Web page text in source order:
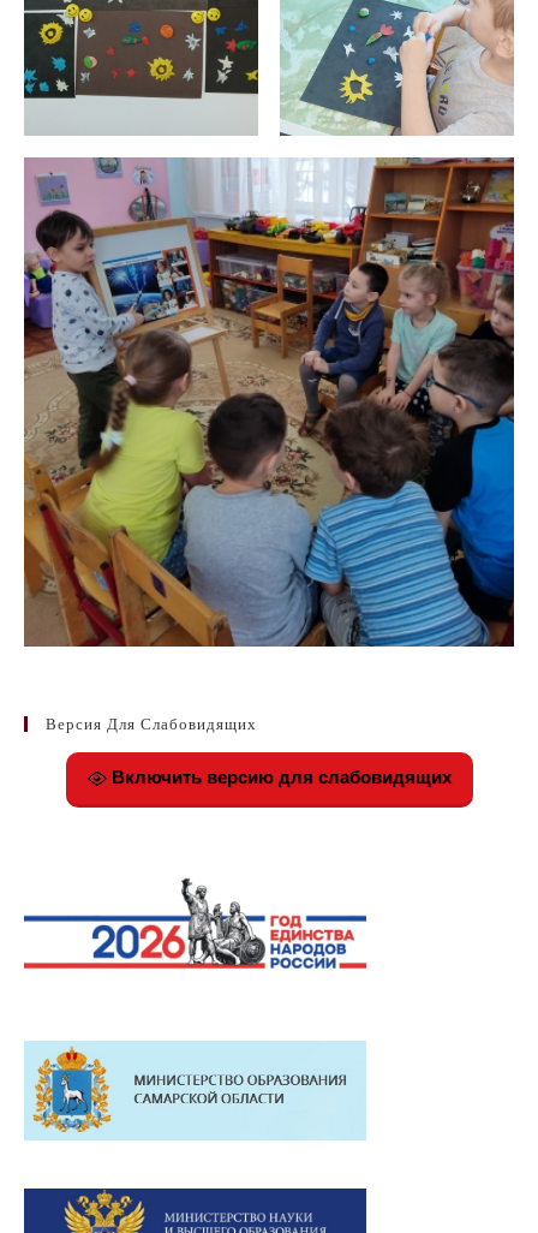
Версия Для Слабовидящих
Включить версию для слабовидящих